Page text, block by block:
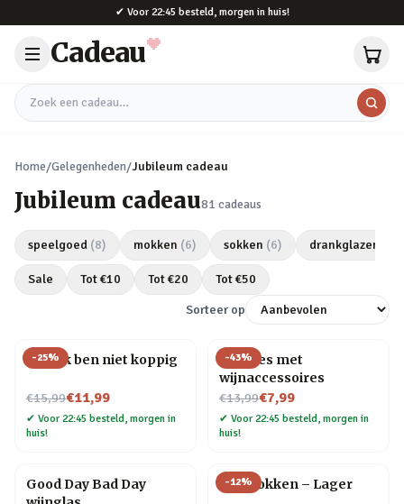
✔ Voor 22:45 besteld, morgen in huis!
Cadeau
Zoek een cadeau
Home/Gelegenheden/Jubileum cadeau
Jubileum cadeau81 cadeaus
speelgoed (8) mokken (6) sokken (6) drankglazen
Sale Tot €10 Tot €20 Tot €50
Sorteer op
-25%
Mok Ik ben niet koppig
€15,99
Nu voor€11,99
✔ Voor 22:45 besteld, morgen in
huis!
-43%
Wijnfles met
wijnaccessoires
€13,99
Nu voor€7,99
✔ Voor 22:45 besteld, morgen in
huis!
Good Day Bad Day
-12%
Bier sokken – Lager